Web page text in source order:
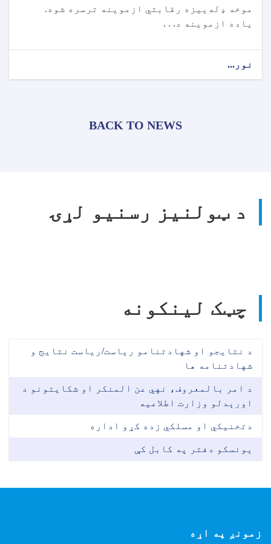
موخه ډله‌ییزه رقابتي ازموینه ترسره شوه.
ياده ازموینه د. . .
نور...
BACK TO NEWS
د ټولنیز رسنیو لړۍ
چټک لینکونه
د نتایجو او شهادتنامو ریاست/ریاست نتایج و
شهادتنامه ها
د امر بالمعروف، نهي عن المنکر او شکایتونو د
اورېدلو وزارت اطلاعیه
دتخنیکي او مسلکي زده کړو اداره
یونسکو دفتر په کابل کې
زمونږ په اړه